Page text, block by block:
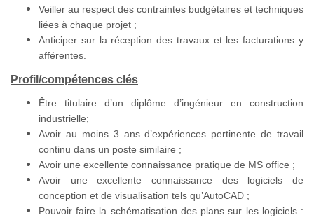
Veiller au respect des contraintes budgétaires et techniques
liées à chaque projet ;
Anticiper sur la réception des travaux et les facturations y
afférentes.
Profil/compétences clés
Être titulaire d’un diplôme d’ingénieur en construction
industrielle;
Avoir au moins 3 ans d’expériences pertinente de travail
continu dans un poste similaire ;
Avoir une excellente connaissance pratique de MS office ;
Avoir une excellente connaissance des logiciels de
conception et de visualisation tels qu’AutoCAD ;
Pouvoir faire la schématisation des plans sur les logiciels :